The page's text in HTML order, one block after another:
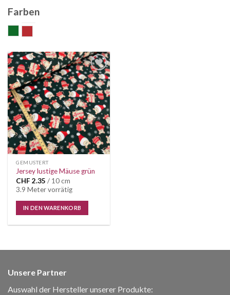
Farben
Auf die
Wunschliste
GEMUSTERT
Jersey lustige Mäuse grün
CHF 2.35 / 10 cm
3.9 Meter vorrätig
IN DEN WARENKORB
Unsere Partner
Auswahl der Hersteller unserer Produkte: